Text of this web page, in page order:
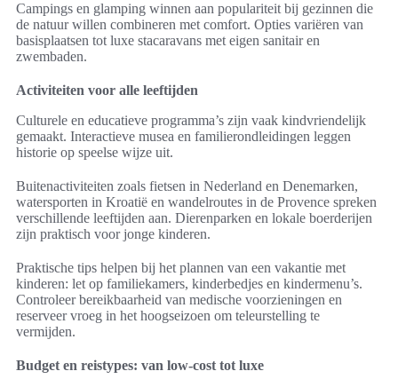
Campings en glamping winnen aan populariteit bij gezinnen die
de natuur willen combineren met comfort. Opties variëren van
basisplaatsen tot luxe stacaravans met eigen sanitair en
zwembaden.
Activiteiten voor alle leeftijden
Culturele en educatieve programma’s zijn vaak kindvriendelijk
gemaakt. Interactieve musea en familierondleidingen leggen
historie op speelse wijze uit.
Buitenactiviteiten zoals fietsen in Nederland en Denemarken,
watersporten in Kroatië en wandelroutes in de Provence spreken
verschillende leeftijden aan. Dierenparken en lokale boerderijen
zijn praktisch voor jonge kinderen.
Praktische tips helpen bij het plannen van een vakantie met
kinderen: let op familiekamers, kinderbedjes en kindermenu’s.
Controleer bereikbaarheid van medische voorzieningen en
reserveer vroeg in het hoogseizoen om teleurstelling te
vermijden.
Budget en reistypes: van low-cost tot luxe